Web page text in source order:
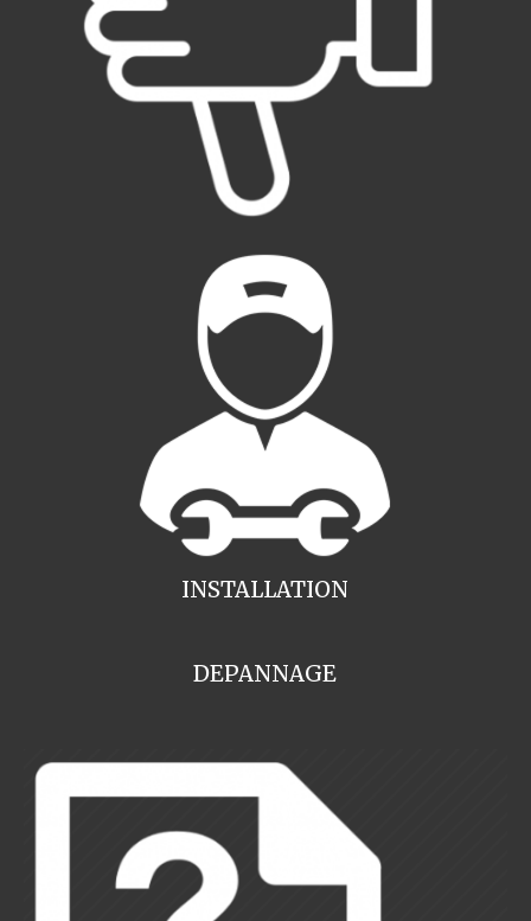
INSTALLATION
DEPANNAGE